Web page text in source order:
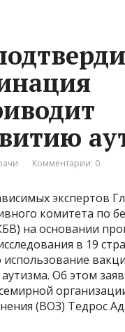
Комментарии: 0
экспертов
комитета по
на основании
в 19
использование
Об этом
(ВОЗ) Тедрос